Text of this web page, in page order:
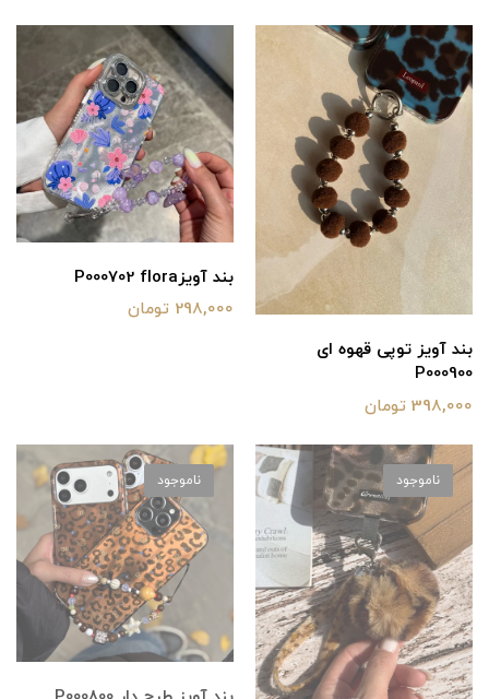
بند آویز توپی قهوه ای
P000900
398,000 تومان
بند آویزP000702 flora
298,000 تومان
ناموجود ناموجود